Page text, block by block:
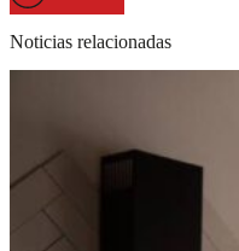
Noticias relacionadas